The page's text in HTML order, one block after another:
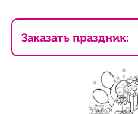
Заказать праздник: